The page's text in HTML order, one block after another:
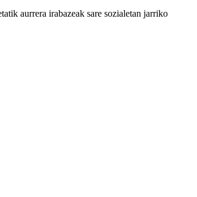
aurrera irabazeak sare sozialetan jarriko